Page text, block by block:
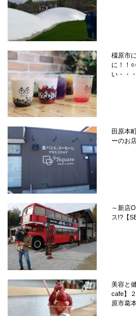
橿原市
に！！
い・・
田原本
ーのお
～新店
ス!?【
美容と
cafe】
原市葛